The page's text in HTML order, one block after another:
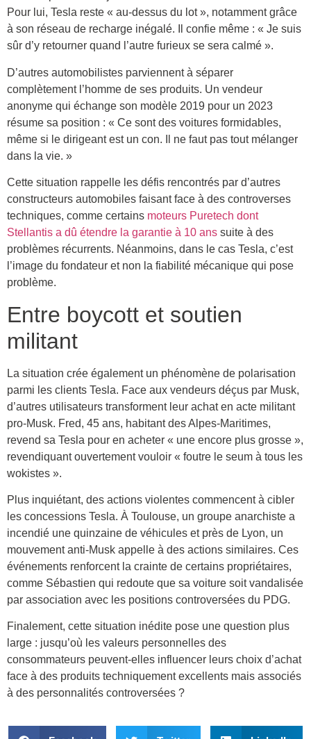
Pour lui, Tesla reste « au-dessus du lot », notamment grâce
à son réseau de recharge inégalé. Il confie même : « Je suis
sûr d’y retourner quand l’autre furieux se sera calmé ».
D’autres automobilistes parviennent à séparer
complètement l’homme de ses produits. Un vendeur
anonyme qui échange son modèle 2019 pour un 2023
résume sa position : « Ce sont des voitures formidables,
même si le dirigeant est un con. Il ne faut pas tout mélanger
dans la vie. »
Cette situation rappelle les défis rencontrés par d’autres
constructeurs automobiles faisant face à des controverses
techniques, comme certains moteurs Puretech dont
Stellantis a dû étendre la garantie à 10 ans suite à des
problèmes récurrents. Néanmoins, dans le cas Tesla, c’est
l’image du fondateur et non la fiabilité mécanique qui pose
problème.
Entre boycott et soutien
militant
La situation crée également un phénomène de polarisation
parmi les clients Tesla. Face aux vendeurs déçus par Musk,
d’autres utilisateurs transforment leur achat en acte militant
pro-Musk. Fred, 45 ans, habitant des Alpes-Maritimes,
revend sa Tesla pour en acheter « une encore plus grosse »,
revendiquant ouvertement vouloir « foutre le seum à tous les
wokistes ».
Plus inquiétant, des actions violentes commencent à cibler
les concessions Tesla. À Toulouse, un groupe anarchiste a
incendié une quinzaine de véhicules et près de Lyon, un
mouvement anti-Musk appelle à des actions similaires. Ces
événements renforcent la crainte de certains propriétaires,
comme Sébastien qui redoute que sa voiture soit vandalisée
par association avec les positions controversées du PDG.
Finalement, cette situation inédite pose une question plus
large : jusqu’où les valeurs personnelles des
consommateurs peuvent-elles influencer leurs choix d’achat
face à des produits techniquement excellents mais associés
à des personnalités controversées ?